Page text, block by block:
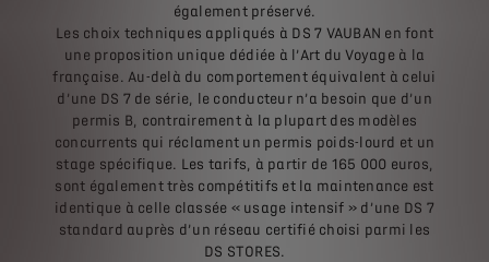
également préservé.
Les choix techniques appliqués à DS 7 VAUBAN en font
une proposition unique dédiée à l’Art du Voyage à la
française. Au-delà du comportement équivalent à celui
d’une DS 7 de série, le conducteur n’a besoin que d’un
permis B, contrairement à la plupart des modèles
concurrents qui réclament un permis poids-lourd et un
stage spécifique. Les tarifs, à partir de 165 000 euros,
sont également très compétitifs et la maintenance est
identique à celle classée « usage intensif » d’une DS 7
standard auprès d’un réseau certifié choisi parmi les
DS STORES.